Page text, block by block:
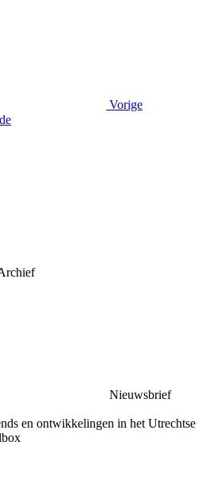
Vorige
Nieuwsbrief
en ontwikkelingen in het Utrechtse